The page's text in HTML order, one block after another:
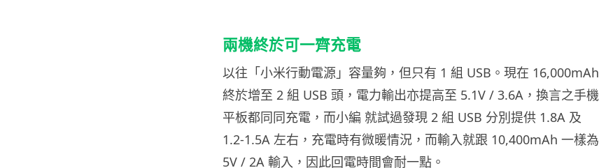
兩機終於可一齊充電
以往「小米行動電源」容量夠，但只有 1 組 USB。現在 16,000mAh
終於增至 2 組 USB 頭，電力輸出亦提高至 5.1V / 3.6A，換言之手機
平板都同同充電，而小編 就試過發現 2 組 USB 分別提供 1.8A 及
1.2-1.5A 左右，充電時有微暖情況，而輸入就跟 10,400mAh 一樣為
5V / 2A 輸入，因此回電時間會耐一點。